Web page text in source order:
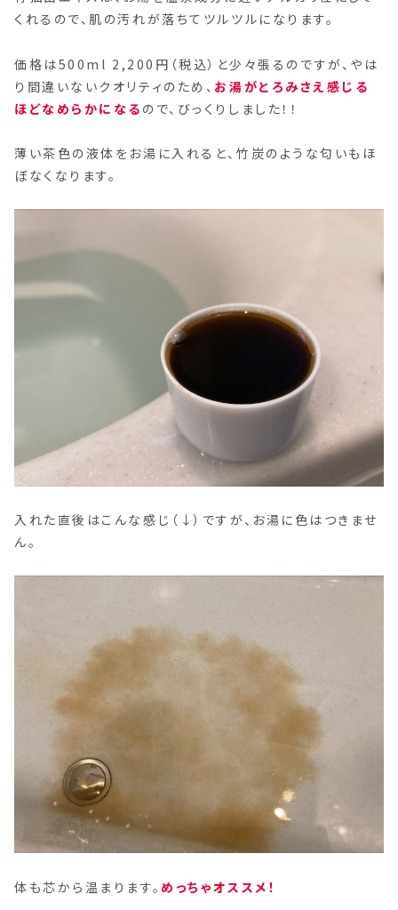
くれるので、肌の汚れが落ちてツルツルになります。
価格は500ml 2,200円（税込）と少々張るのですが、やは
り間違いないクオリティのため、 お湯がとろみさえ感じる
ほどなめらかになる ので、びっくりしました！！
薄い茶色の液体をお湯に入れると、竹炭のような匂いもほ
ぼなくなります。
入れた直後はこんな感じ（↓）ですが、お湯に色はつきませ
ん。
体も芯から温まります。 めっちゃオススメ！